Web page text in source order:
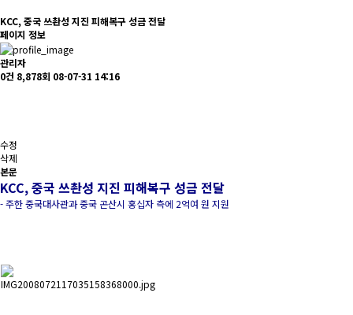
KCC, 중국 쓰촨성 지진 피해복구 성금 전달
페이지 정보
관리자
0건 8,878회 08-07-31 14:16
수정
삭제
본문
KCC, 중국 쓰촨성 지진 피해복구 성금 전달
- 주한 중국대사관과 중국 곤산시 홍십자 측에 2억여 원 지원